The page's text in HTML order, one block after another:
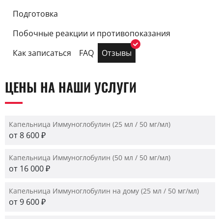
Подготовка
Побочные реакции и противопоказания
Как записаться
FAQ Отзывы
ЦЕНЫ НА НАШИ УСЛУГИ
Капельница Иммуноглобулин (25 мл / 50 мг/мл)
от 8 600 ₽
Капельница Иммуноглобулин (50 мл / 50 мг/мл)
от 16 000 ₽
Капельница Иммуноглобулин на дому (25 мл / 50 мг/мл)
от 9 600 ₽